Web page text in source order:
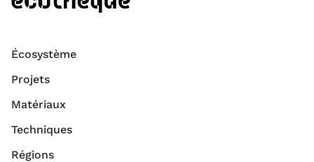
Écosystème
Projets
Matériaux
Techniques
Régions